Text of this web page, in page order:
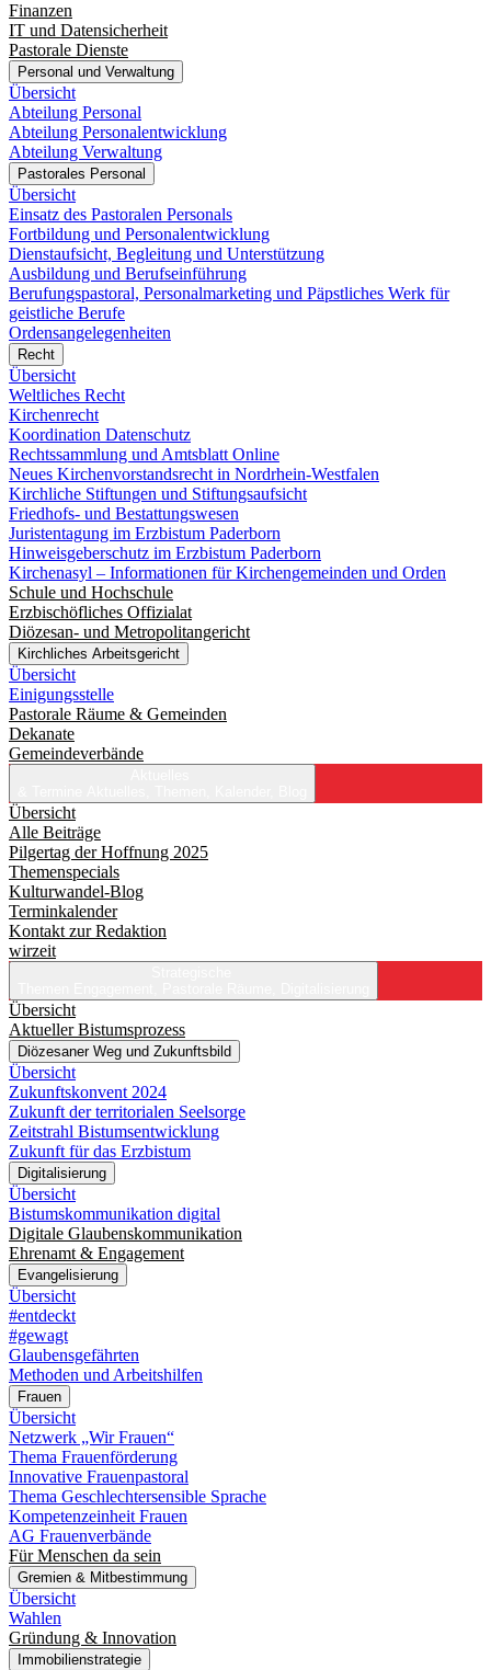
Finanzen
IT und Datensicherheit
Pastorale Dienste
Personal und Verwaltung
Übersicht
Abteilung Personal
Abteilung Personalentwicklung
Abteilung Verwaltung
Pastorales Personal
Übersicht
Einsatz des Pastoralen Personals
Fortbildung und Personalentwicklung
Dienstaufsicht, Begleitung und Unterstützung
Ausbildung und Berufseinführung
Berufungspastoral, Personalmarketing und Päpstliches Werk für
geistliche Berufe
Ordensangelegenheiten
Recht
Übersicht
Weltliches Recht
Kirchenrecht
Koordination Datenschutz
Rechtssammlung und Amtsblatt Online
Neues Kirchenvorstandsrecht in Nordrhein-Westfalen
Kirchliche Stiftungen und Stiftungsaufsicht
Friedhofs- und Bestattungswesen
Juristentagung im Erzbistum Paderborn
Hinweisgeberschutz im Erzbistum Paderborn
Kirchenasyl – Informationen für Kirchengemeinden und Orden
Schule und Hochschule
Erzbischöfliches Offizialat
Diözesan- und Metropolitangericht
Kirchliches Arbeitsgericht
Übersicht
Einigungsstelle
Pastorale Räume & Gemeinden
Dekanate
Gemeindeverbände
Übersicht
Alle Beiträge
Pilgertag der Hoffnung 2025
Themenspecials
Kulturwandel-Blog
Terminkalender
Kontakt zur Redaktion
wirzeit
Übersicht
Aktueller Bistumsprozess
Diözesaner Weg und Zukunftsbild
Übersicht
Zukunftskonvent 2024
Zukunft der territorialen Seelsorge
Zeitstrahl Bistumsentwicklung
Zukunft für das Erzbistum
Digitalisierung
Übersicht
Bistumskommunikation digital
Digitale Glaubenskommunikation
Ehrenamt & Engagement
Evangelisierung
Übersicht
#entdeckt
#gewagt
Glaubensgefährten
Methoden und Arbeitshilfen
Frauen
Übersicht
Netzwerk „Wir Frauen“
Thema Frauenförderung
Innovative Frauenpastoral
Thema Geschlechtersensible Sprache
Kompetenzeinheit Frauen
AG Frauenverbände
Für Menschen da sein
Gremien & Mitbestimmung
Übersicht
Wahlen
Gründung & Innovation
Immobilienstrategie